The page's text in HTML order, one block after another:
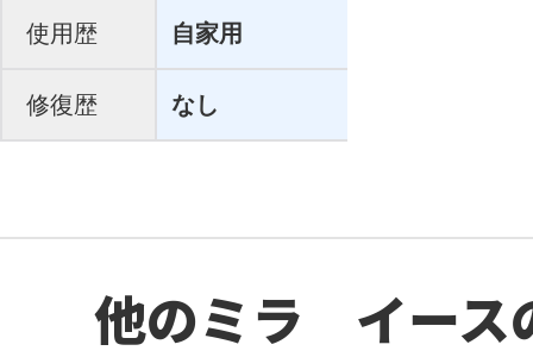
使用歴 自家用
修復歴 なし
他のミラ イース